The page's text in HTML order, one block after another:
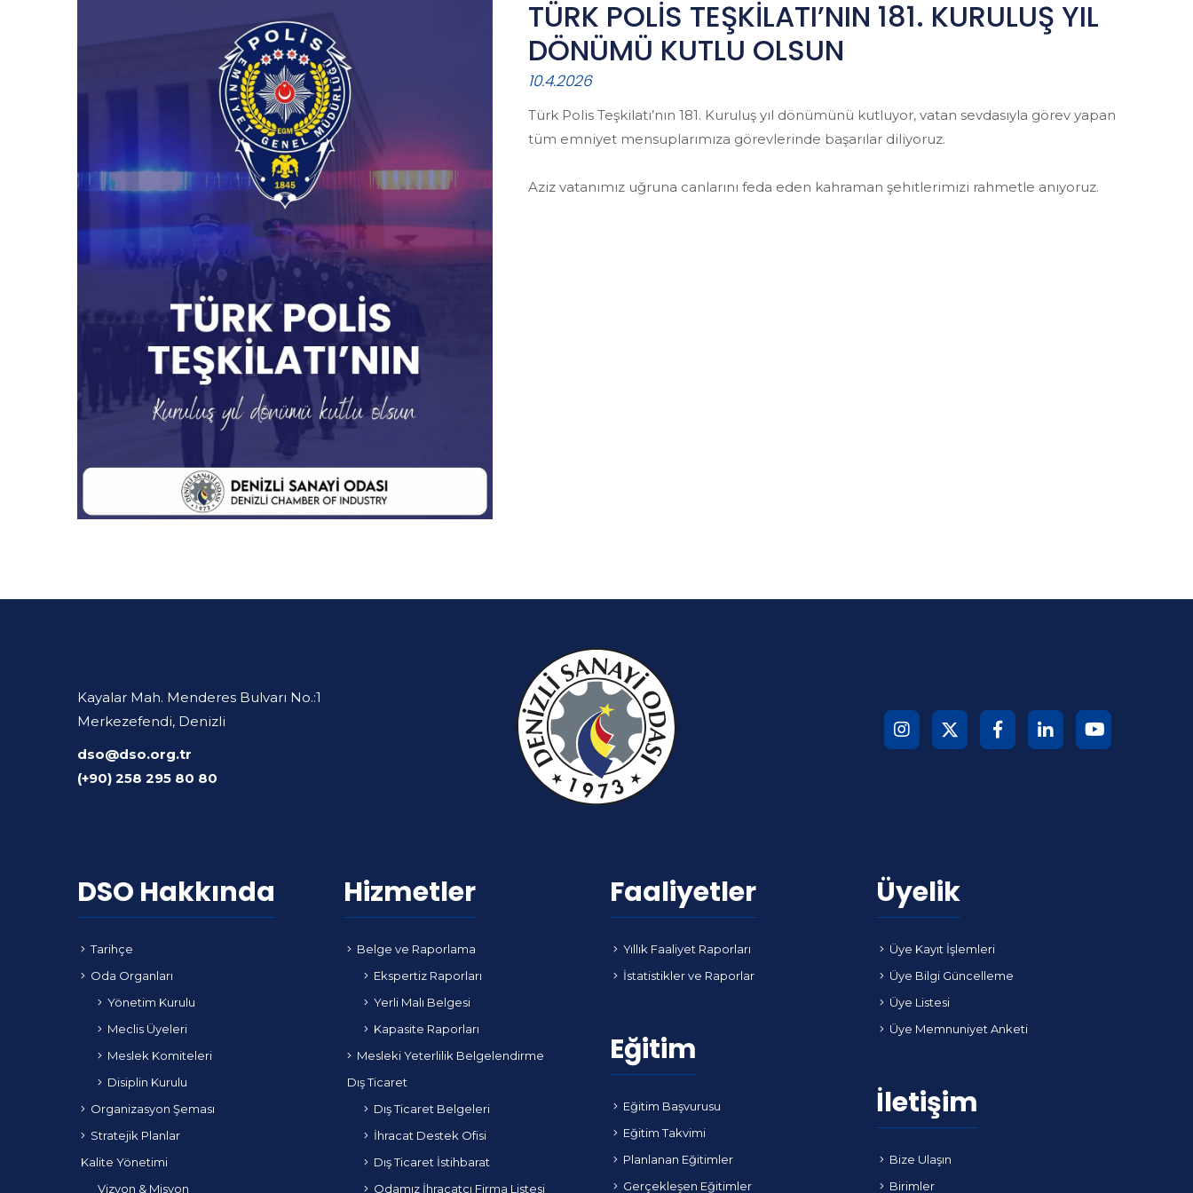
TÜRK POLİS TEŞKİLATI’NIN 181. KURULUŞ YIL
DÖNÜMÜ KUTLU OLSUN
10.4.2026
Türk Polis Teşkilatı’nın 181. Kuruluş yıl dönümünü kutluyor, vatan sevdasıyla görev yapan
tüm emniyet mensuplarımıza görevlerinde başarılar diliyoruz.
Aziz vatanımız uğruna canlarını feda eden kahraman şehitlerimizi rahmetle anıyoruz.
Kayalar Mah. Menderes Bulvarı No.:1
Merkezefendi, Denizli
dso@dso.org.tr
(+90) 258 295 80 80
DSO Hakkında
Tarihçe
Oda Organları
Yönetim Kurulu
Meclis Üyeleri
Meslek Komiteleri
Disiplin Kurulu
Organizasyon Şeması
Stratejik Planlar
Kalite Yönetimi
Vizyon & Misyon
Hizmetler
Belge ve Raporlama
Ekspertiz Raporları
Yerli Malı Belgesi
Kapasite Raporları
Mesleki Yeterlilik Belgelendirme
Dış Ticaret
Dış Ticaret Belgeleri
İhracat Destek Ofisi
Dış Ticaret İstihbarat
Odamız İhracatçı Firma Listesi
Faaliyetler
Yıllık Faaliyet Raporları
İstatistikler ve Raporlar
Eğitim
Eğitim Başvurusu
Eğitim Takvimi
Planlanan Eğitimler
Gerçekleşen Eğitimler
Üyelik
Üye Kayıt İşlemleri
Üye Bilgi Güncelleme
Üye Listesi
Üye Memnuniyet Anketi
İletişim
Bize Ulaşın
Birimler